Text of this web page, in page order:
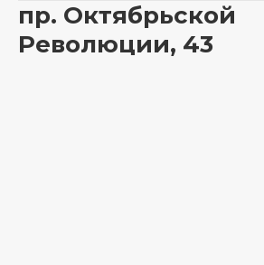
пр. Октябрьской
Революции, 43